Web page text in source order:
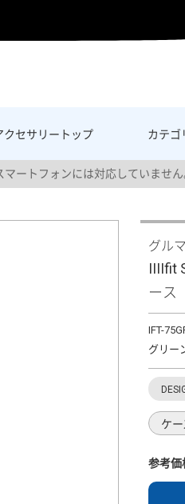
クセサリー トップ カテゴ
ートフォンには対応していません
グル
IIIIfit
ース
IFT-
グリー
ケー
参考価